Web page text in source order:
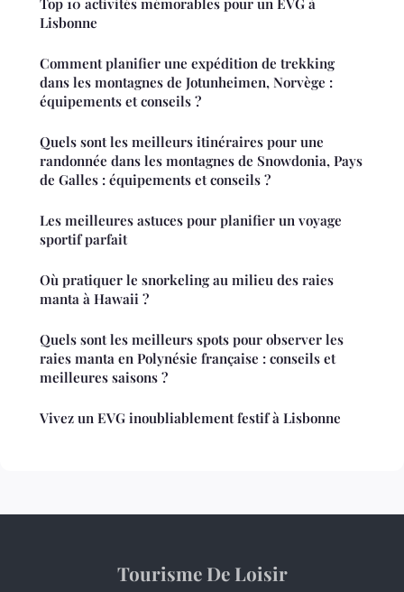
Lisbonne
Comment planifier une expédition de trekking
dans les montagnes de Jotunheimen, Norvège :
équipements et conseils ?
Quels sont les meilleurs itinéraires pour une
randonnée dans les montagnes de Snowdonia, Pays
de Galles : équipements et conseils ?
Les meilleures astuces pour planifier un voyage
sportif parfait
Où pratiquer le snorkeling au milieu des raies
manta à Hawaii ?
Quels sont les meilleurs spots pour observer les
raies manta en Polynésie française : conseils et
meilleures saisons ?
Vivez un EVG inoubliablement festif à Lisbonne
Tourisme De Loisir